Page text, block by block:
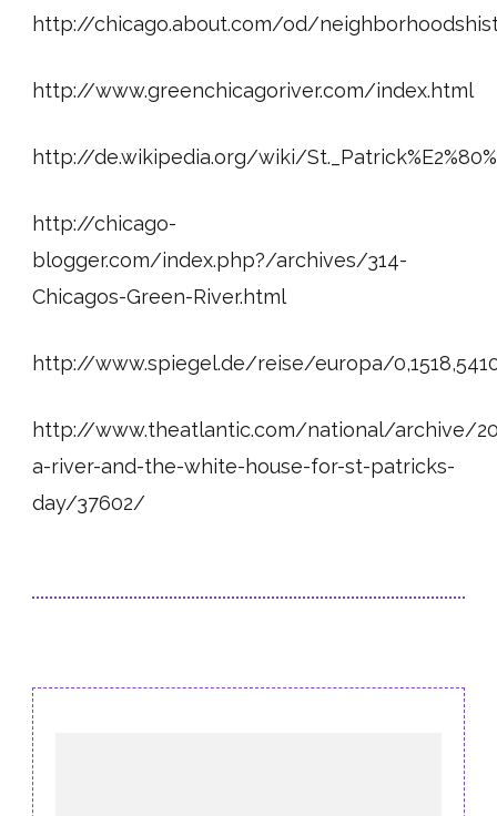
http://chicago.about.com/od/
http://www.greenchicagoriver.com/index.html
http://de.wikipedia.org/wiki/
http://chicago-
blogger.com/index.php?/archives/314-
Chicagos-Green-River.html
http://www.spiegel.de/reise/europa/
http://www.theatlantic.com/national/archive/
a-river-and-the-white-house-for-st-patricks-
day/37602/